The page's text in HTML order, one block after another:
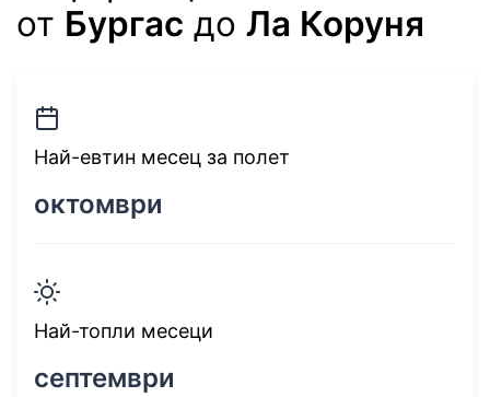
от Бургас до Ла Коруня
Най-евтин месец за полет
октомври
Най-топли месеци
септември